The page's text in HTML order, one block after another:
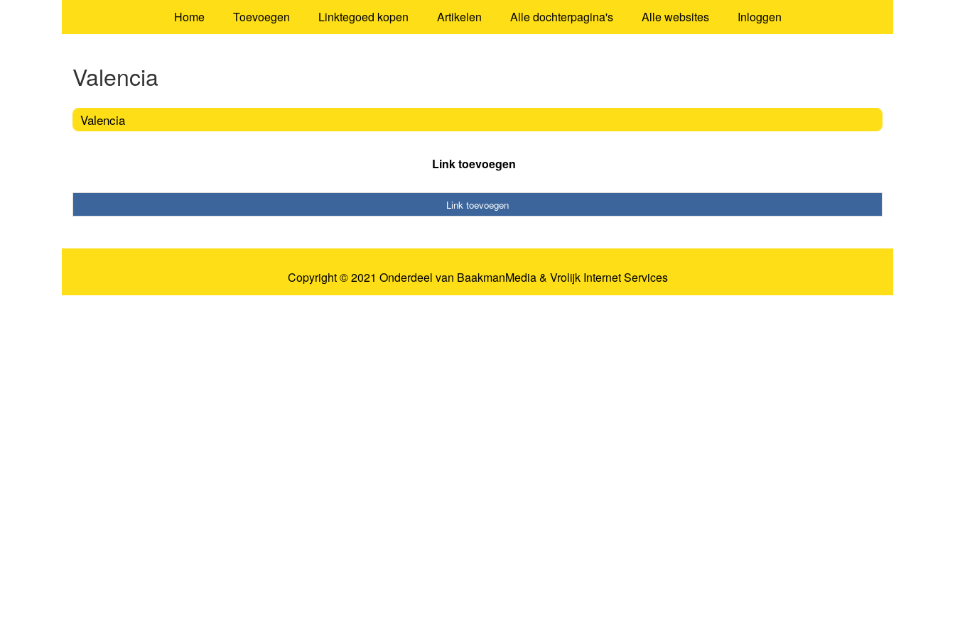
Home Toevoegen Linktegoed kopen Artikelen Alle dochterpagina's Alle websites Inloggen
Valencia
Valencia
Link toevoegen
Link toevoegen
Copyright © 2021 Onderdeel van BaakmanMedia& Vrolijk Internet Services